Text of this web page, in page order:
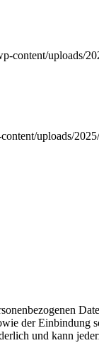
content/uploads/
uploads/
der
und kann